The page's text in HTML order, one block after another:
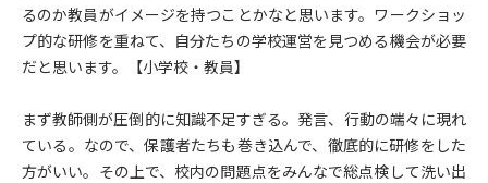
るのか教員がイメージを持つことかなと思います。ワークショッ
プ的な研修を重ねて、自分たちの学校運営を見つめる機会が必要
だと思います。【小学校・教員】
まず教師側が圧倒的に知識不足すぎる。発言、行動の端々に現れ
ている。なので、保護者たちも巻き込んで、徹底的に研修をした
方がいい。その上で、校内の問題点をみんなで総点検して洗い出